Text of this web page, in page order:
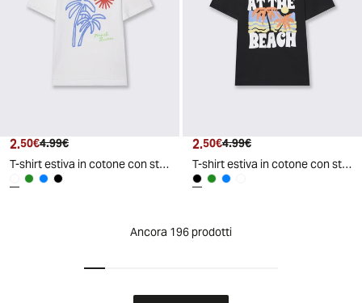
Prezzo attuale
2.50€ Prezzo originale
4.99€
T-shirt estiva in cotone con stampa - Bianco
Prezzo attuale
2.50€ Prezzo originale
4.99€
T-shirt estiva in cotone con stampa - Nero
Ancora 196 prodotti